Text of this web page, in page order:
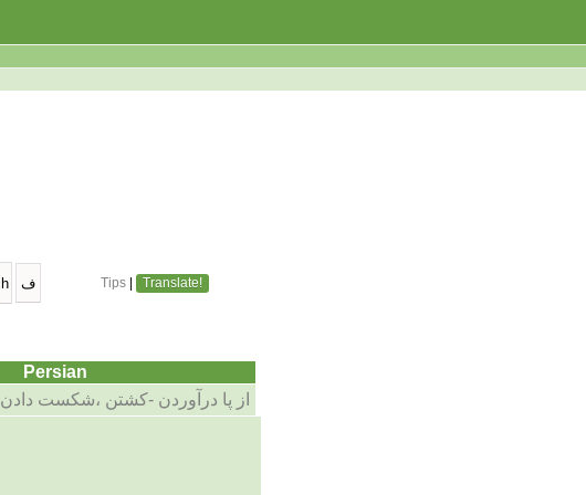
Tips Translate!
Persian
از پا درآوردن -کشتن ،شکست دادن